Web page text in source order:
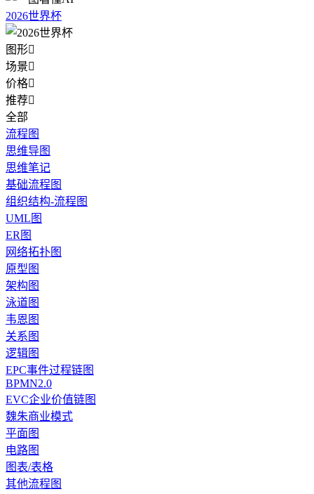
2026世界杯
图形
场景
价格
推荐
全部
流程图
思维导图
思维笔记
基础流程图
组织结构-流程图
UML图
ER图
网络拓扑图
原型图
架构图
泳道图
韦恩图
关系图
逻辑图
EPC事件过程链图
BPMN2.0
EVC企业价值链图
魏朱商业模式
平面图
电路图
图表/表格
其他流程图